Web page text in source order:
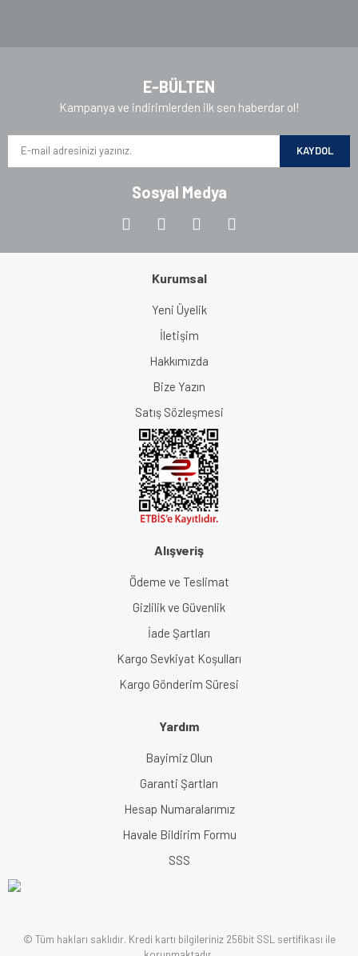
E-BÜLTEN
Kampanya ve indirimlerden ilk sen haberdar ol!
KAYDOL
Sosyal Medya
Kurumsal
Yeni Üyelik
İletişim
Hakkımızda
Bize Yazın
Satış Sözleşmesi
Alışveriş
Ödeme ve Teslimat
Gizlilik ve Güvenlik
İade Şartları
Kargo Sevkiyat Koşulları
Kargo Gönderim Süresi
Yardım
Bayimiz Olun
Garanti Şartları
Hesap Numaralarımız
Havale Bildirim Formu
SSS
© Tüm hakları saklıdır. Kredi kartı bilgileriniz 256bit SSL sertifikası ile